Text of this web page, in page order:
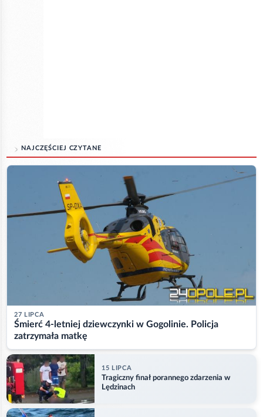
NAJCZĘŚCIEJ CZYTANE
27 LIPCA
Śmierć 4-letniej dziewczynki w Gogolinie. Policja
zatrzymała matkę
15 LIPCA
Tragiczny finał porannego zdarzenia w
Lędzinach